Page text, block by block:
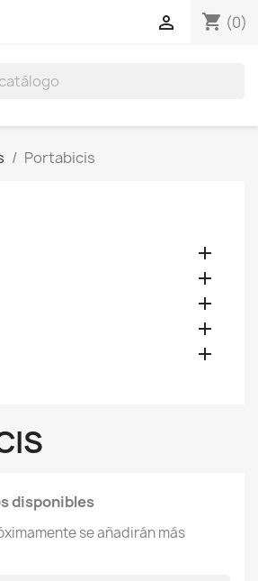
shopping_cart (0)

Portabicis





disponibles
se añadirán más